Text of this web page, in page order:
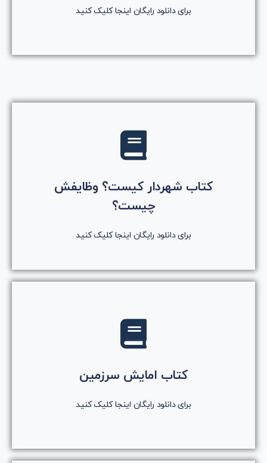
برای دانلود رایگان اینجا کلیک کنید
دانلود رایگان کتاب
کتاب شهردار کیست؟ وظایفش
چیست؟
برای دانلود رایگان اینجا کلیک کنید
دانلود رایگان کتاب
روی دکمه کلیک کنید
کلیک کنید
کتاب امایش سرزمین
برای دانلود رایگان اینجا کلیک کنید
دانلود رایگان کتاب
روی دکمه کلیک کنید
کلیک کنید